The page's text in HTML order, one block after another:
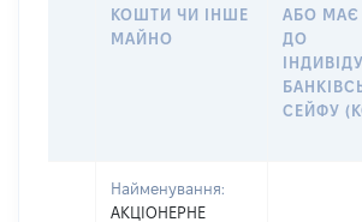
КОШТИ ЧИ ІНШЕ
МАЙНО
АБО МАЄ
ДО
СЕЙФУ
Найменування:
АКЦІОНЕРНЕ